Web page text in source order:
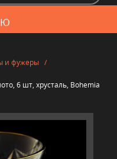
и фужеры /
6 шт, хрусталь, Bohemia